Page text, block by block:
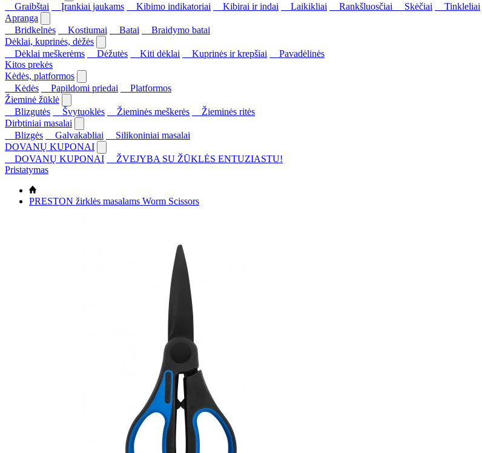
Graibštai
Įrankiai jaukams Kibimo indikatoriai Kibirai ir indai Laikikliai Rankšluosčiai Skėčiai
Tinkleliai
Apranga
Bridkelnės
Kostiumai Batai
Braidymo batai
Dėklai, kuprinės, dėžės
Dėklai meškerėms
Dėžutės Kiti dėklai Kuprinės ir krepšiai
Pavadėlinės
Kitos prekės
Kėdės, platformos
Kėdės
Papildomi priedai
Platformos
Žieminė žūklė
Blizgutės
Švytuoklės Žieminės meškerės
Žieminės ritės
Dirbtiniai masalai
Blizgės
Galvakabliai
Silikoniniai masalai
DOVANŲ KUPONAI
DOVANŲ KUPONAI
ŽVEJYBA SU ŽŪKLĖS ENTUZIASTU!
Pristatymas
PRESTON žirklės masalams Worm Scissors